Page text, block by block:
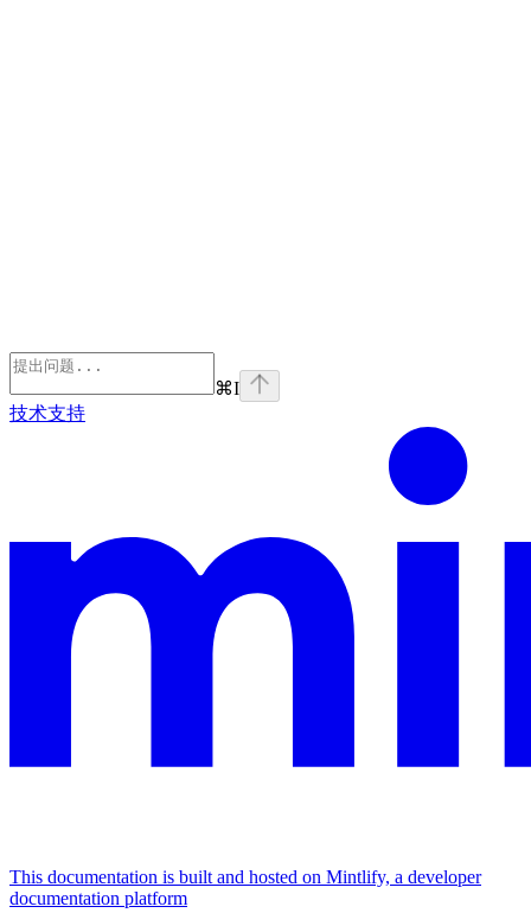
⌘I
技术支持
This documentation is built and hosted on Mintlify, a developer
documentation platform